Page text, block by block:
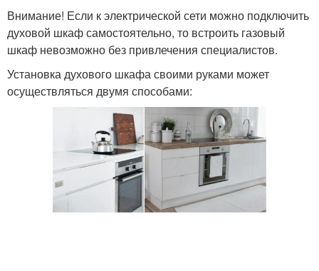
Внимание! Если к электрической сети можно подключить
духовой шкаф самостоятельно, то встроить газовый
шкаф невозможно без привлечения специалистов.
Установка духового шкафа своими руками может
осуществляться двумя способами: